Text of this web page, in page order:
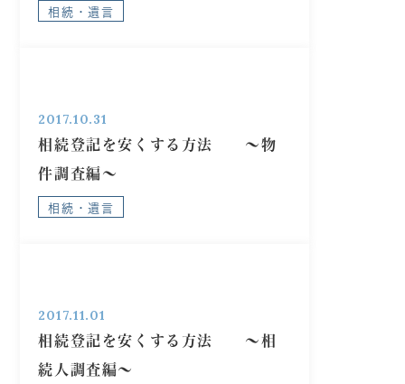
相続・遺言
2017.10.31
相続登記を安くする方法 ～物
件調査編～
相続・遺言
2017.11.01
相続登記を安くする方法 ～相
続人調査編～